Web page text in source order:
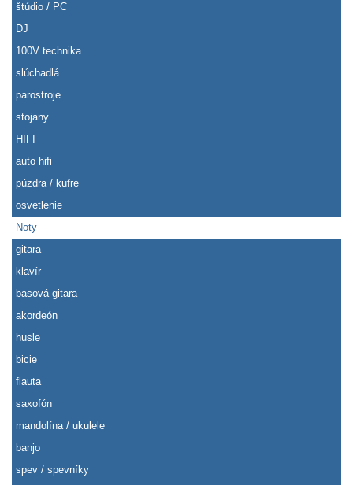
štúdio / PC
DJ
100V technika
slúchadlá
parostroje
stojany
HIFI
auto hifi
púzdra / kufre
osvetlenie
Noty
gitara
klavír
basová gitara
akordeón
husle
bicie
flauta
saxofón
mandolína / ukulele
banjo
spev / spevníky